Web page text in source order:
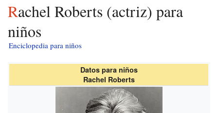
Rachel Roberts (actriz) para
niños
Enciclopedia para niños
Datos para niños
Rachel Roberts